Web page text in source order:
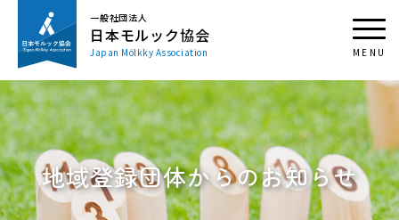
一般社団法人
日本モルック協会
Japan Mölkky Association
地域登録団体からのお知らせ